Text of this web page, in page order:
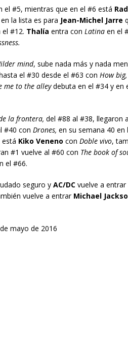
el #5, mientras que en el #6 está
la lista es para Jean-Michel Jarre
#12. Thalía entra con Latinaen el
mind, sube nada más y nada
el #30 desde el #63 con How
me to the alleydebuta en el #34 y en
la frontera, del #88 al #38, llegaron
#40 con Drones, en su semana 40 en
Kiko Veneno con Doble vivo,
#1 vuelve al #60 con The book of
el #66.
seguro yAC/DCvuelve a entrar
vuelve a entrar Michael
mayo de 2016